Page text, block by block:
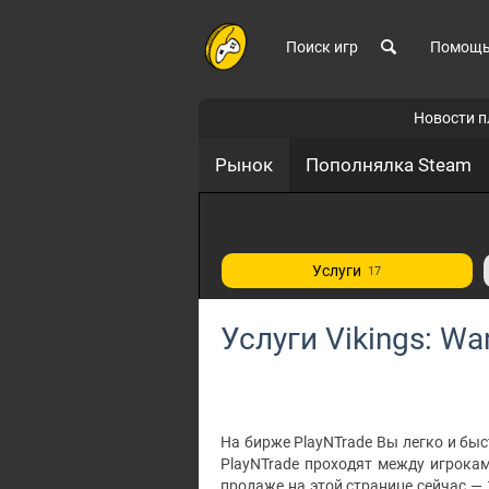
Поиск игр Помощь
Новости
Рынок Пополнялка Steam
Услуги 17
Услуги Vikings:
На бирже PlayNTrade Вы легко и
PlayNTrade проходят между